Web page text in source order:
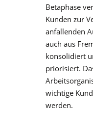
Betaphase
Kunden zur
anfallenden
auch aus
konsolidiert
priorisiert.
wichtige
werden.